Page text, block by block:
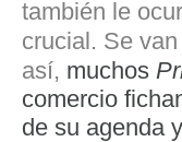
también le
crucial. Se
así, muchos
comercio
de su agenda